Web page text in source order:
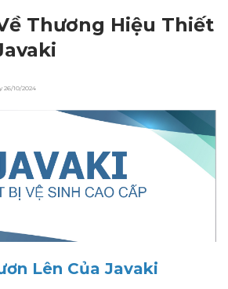
Thương Hiệu Thiết
26/10/2024
Lên Của Javaki